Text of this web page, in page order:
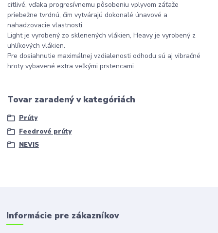
citlivé, vďaka progresívnemu pôsobeniu vplyvom záťaže
priebežne tvrdnú, čím vytvárajú dokonalé únavové a
nahadzovacie vlastnosti.
Light je vyrobený zo sklenených vlákien, Heavy je vyrobený z
uhlíkových vlákien.
Pre dosiahnutie maximálnej vzdialenosti odhodu sú aj vibračné
hroty vybavené extra veľkými prstencami.
Tovar zaradený v kategóriách
Prúty
Feedrové prúty
NEVIS
Informácie pre zákazníkov